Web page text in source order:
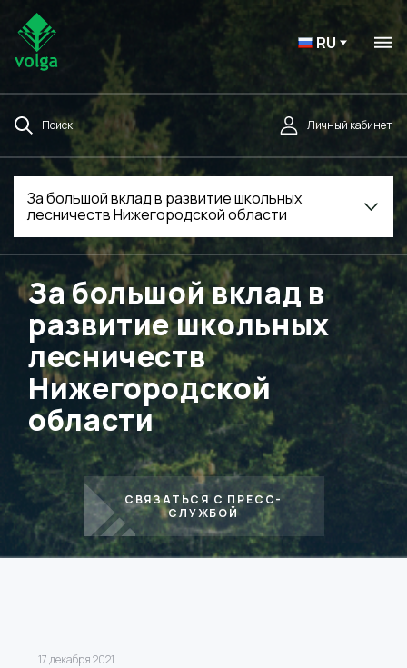
RU
Поиск Личный кабинет
За большой вклад в развитие школьных
лесничеств Нижегородской области
За большой вклад в
развитие школьных
лесничеств
Нижегородской
области
СВЯЗАТЬСЯ С ПРЕСС-
СЛУЖБОЙ
17 декабря 2021